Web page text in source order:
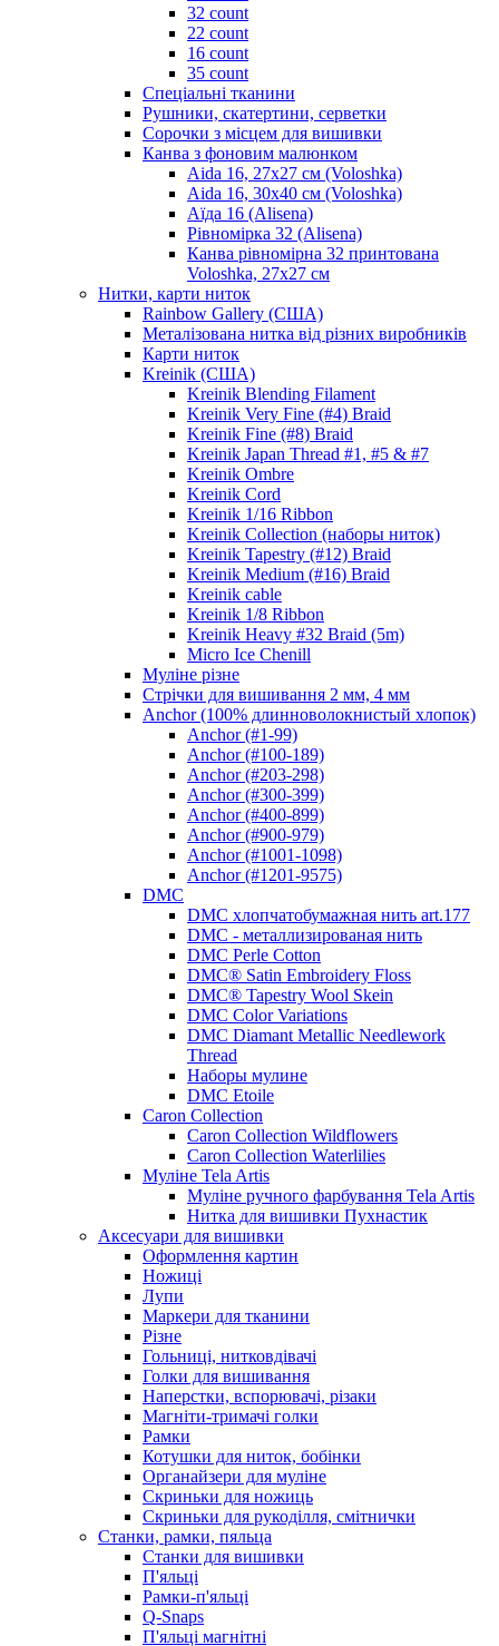
32 count
22 count
16 count
35 count
Спеціальні тканини
Рушники, скатертини, серветки
Сорочки з місцем для вишивки
Канва з фоновим малюнком
Aida 16, 27х27 см (Voloshka)
Aida 16, 30х40 см (Voloshka)
Аїда 16 (Alisena)
Рівномірка 32 (Alisena)
Канва рівномірна 32 принтована
Voloshka, 27х27 см
Нитки, карти ниток
Rainbow Gallery (США)
Металізована нитка від різних виробників
Карти ниток
Kreinik (США)
Kreinik Blending Filament
Kreinik Very Fine (#4) Braid
Kreinik Fine (#8) Braid
Kreinik Japan Thread #1, #5 & #7
Kreinik Ombre
Kreinik Cord
Kreinik 1/16 Ribbon
Kreinik Collection (наборы ниток)
Kreinik Tapestry (#12) Braid
Kreinik Medium (#16) Braid
Kreinik cable
Kreinik 1/8 Ribbon
Kreinik Heavy #32 Braid (5m)
Micro Ice Chenill
Муліне різне
Стрічки для вишивання 2 мм, 4 мм
Anchor (100% длинноволокнистый хлопок)
Anchor (#1-99)
Anchor (#100-189)
Anchor (#203-298)
Anchor (#300-399)
Anchor (#400-899)
Anchor (#900-979)
Anchor (#1001-1098)
Anchor (#1201-9575)
DMC
DMC хлопчатобумажная нить art.177
DMC - металлизированая нить
DMC Perle Cotton
DMC® Satin Embroidery Floss
DMC® Tapestry Wool Skein
DMC Color Variations
DMC Diamant Metallic Needlework
Thread
Наборы мулине
DMC Etoile
Caron Collection
Caron Collection Wildflowers
Caron Collection Waterlilies
Муліне Tela Artis
Муліне ручного фарбування Tela Artis
Нитка для вишивки Пухнастик
Аксесуари для вишивки
Оформлення картин
Ножиці
Лупи
Маркери для тканини
Різне
Гольниці, нитковдівачі
Голки для вишивання
Наперстки, вспорювачі, різаки
Магніти-тримачі голки
Рамки
Котушки для ниток, бобінки
Органайзери для муліне
Скриньки для ножиць
Скриньки для рукоділля, смітнички
Станки, рамки, пяльца
Станки для вишивки
П'яльці
Рамки-п'яльці
Q-Snaps
П'яльці магнітні